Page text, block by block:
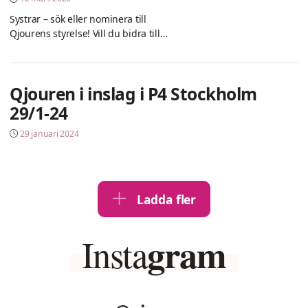
Systrar – sök eller nominera till
Qjourens styrelse! Vill du bidra till
våld mot kvinnor? Qjouren söker
styrelsen och bidra med tid, erfarenhet
och kompetens. Styrelsen arbetar
strategiskt med
verksamhetsutveckling, budget och
Qjouren i inslag i P4 Stockholm
29/1-24
29 januari 2024
Ladda fler
Instagram